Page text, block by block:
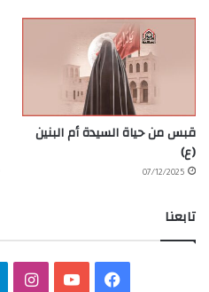
قبس من حياة السيدة أم البنين
(ع)
07/12/2025
تابعنا